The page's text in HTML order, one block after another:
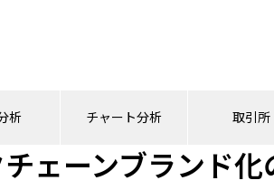
析 チャート分析 取引所
ェーンブランド化